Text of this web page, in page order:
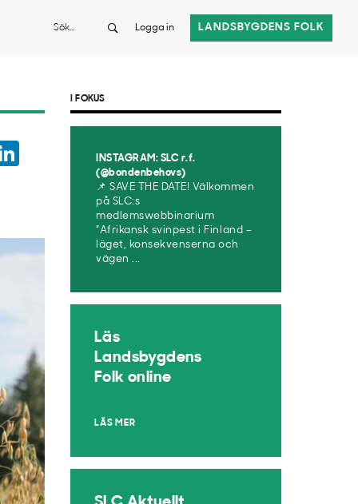
Sök Logga in LANDSBYGDENS FOLK
I FOKUS
INSTAGRAM: SLC r.f.
(@bondenbehovs)
📌 SAVE THE DATE! Välkommen
på SLC:s
medlemswebbinarium
”Afrikansk svinpest i Finland –
läget, konsekvenserna och
vägen ...
Läs
Landsbygdens
Folk online
LÄS MER